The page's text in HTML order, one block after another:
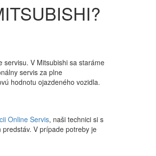
servisu. V Mitsubishi sa staráme
servis za plne
hodnotu ojazdeného vozidla.
Online Servis, naši technici si s
V prípade potreby je